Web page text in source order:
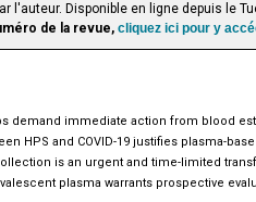
l'auteur. Disponible en ligne depuis le
de la revue, cliquez ici pour y
demand immediate action from blood
HPS and COVID-19 justifies plasma-
is an urgent and time-limited
plasma warrants prospective